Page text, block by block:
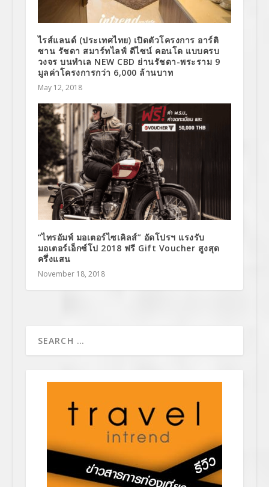
ไรส์แลนด์ (ประเทศไทย) เปิดตัวโครงการ อาร์ติ
ซาน รัชดา สมาร์ทไลฟ์ ดีไซน์ คอนโด แบบครบ
วงจร บนทำเล NEW CBD ย่านรัชดา-พระราม 9
มูลค่าโครงการกว่า 6,000 ล้านบาท
May 12, 2018
“ไทรอัมพ์ มอเตอร์ไซเคิลส์” อัดโปรฯ แรงรับ
มอเตอร์เอ็กซ์โป 2018 ฟรี Gift Voucher สูงสุด
ครึ่งแสน
November 18, 2018